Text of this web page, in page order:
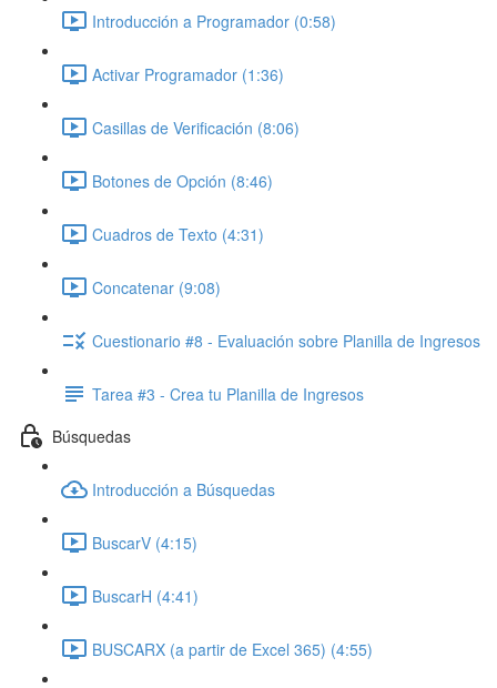
Introducción a Programador (0:58)
Activar Programador (1:36)
Casillas de Verificación (8:06)
Botones de Opción (8:46)
Cuadros de Texto (4:31)
Concatenar (9:08)
Cuestionario #8 - Evaluación sobre Planilla de Ingresos
Tarea #3 - Crea tu Planilla de Ingresos
Búsquedas
Introducción a Búsquedas
BuscarV (4:15)
BuscarH (4:41)
BUSCARX (a partir de Excel 365) (4:55)